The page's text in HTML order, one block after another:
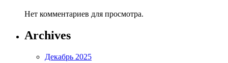
Нет комментариев для просмотра.
Archives
Декабрь 2025